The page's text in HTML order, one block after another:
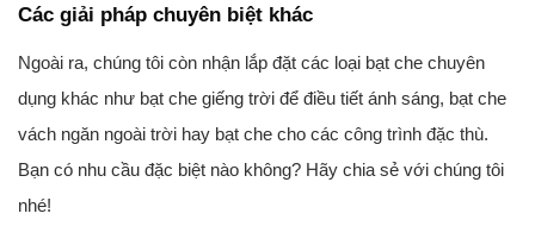
Các giải pháp chuyên biệt khác
Ngoài ra, chúng tôi còn nhận lắp đặt các loại bạt che chuyên
dụng khác như bạt che giếng trời để điều tiết ánh sáng, bạt che
vách ngăn ngoài trời hay bạt che cho các công trình đặc thù.
Bạn có nhu cầu đặc biệt nào không? Hãy chia sẻ với chúng tôi
nhé!